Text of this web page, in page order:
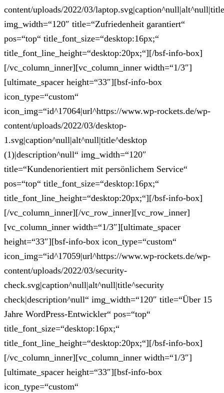
content/uploads/2022/03/
img_width=“120″ title=“Zufriedenheit garantiert“
pos=“top“ title_font_size=“desktop:16px;“
title_font_line_height=“desktop:20px;“][/bsf-info-box]
[/vc_column_inner][vc_column_inner width=“1/3″]
[ultimate_spacer height=“33″][bsf-info-box
icon_type=“custom“
icon_img=“id^17064|url^https://www.wp-rockets.de/wp-
content/uploads/2022/03/desktop-
1.svg|caption^null|alt^null|title^desktop
(1)|description^null“ img_width=“120″
title=“Kundenorientiert mit persönlichem Service“
pos=“top“ title_font_size=“desktop:16px;“
title_font_line_height=“desktop:20px;“][/bsf-info-box]
[/vc_column_inner][/vc_row_inner][vc_row_inner]
[vc_column_inner width=“1/3″][ultimate_spacer
height=“33″][bsf-info-box icon_type=“custom“
icon_img=“id^17059|url^https://www.wp-rockets.de/wp-
content/uploads/2022/03/security-
check.svg|caption^null|alt^null|title^security
check|description^null“ img_width=“120″ title=“Über 15
Jahre WordPress-Entwickler“ pos=“top“
title_font_size=“desktop:16px;“
title_font_line_height=“desktop:20px;“][/bsf-info-box]
[/vc_column_inner][vc_column_inner width=“1/3″]
[ultimate_spacer height=“33″][bsf-info-box
icon_type=“custom“